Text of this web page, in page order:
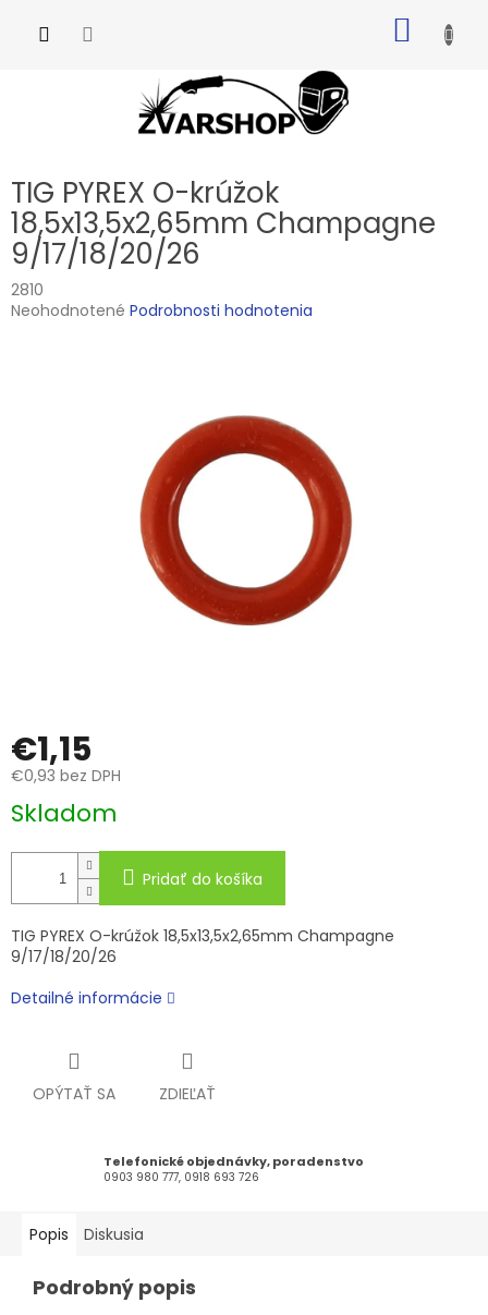
KOŠÍK
TIG PYREX O-krúžok
18,5x13,5x2,65mm Champagne
9/17/18/20/26
2810
Priemerné
Neohodnotené Podrobnosti hodnotenia
€1,15
€0,93 bez DPH
Jednotková
cena:
Skladom
Pridať do košíka
TIG PYREX O-krúžok 18,5x13,5x2,65mm Champagne
9/17/18/20/26
Detailné informácie
OPÝTAŤ SA ZDIEĽAŤ
Telefonické objednávky, poradenstvo
0903 980 777, 0918 693 726
Popis Diskusia
Podrobný popis